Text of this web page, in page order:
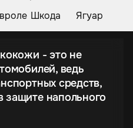
- это не
ведь
средств,
напольного